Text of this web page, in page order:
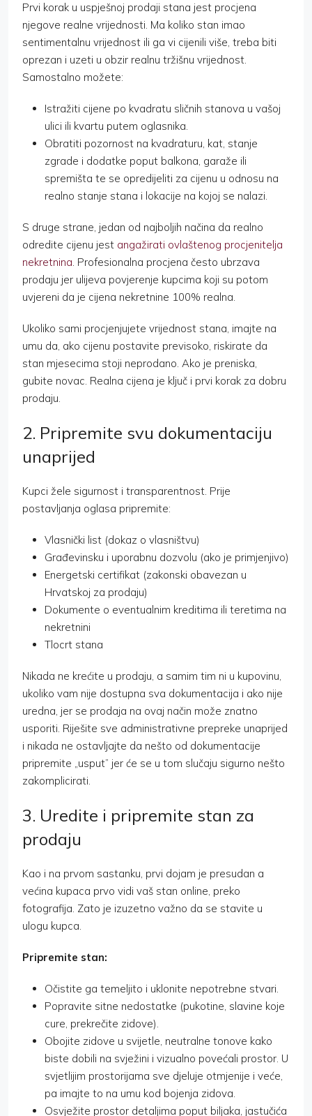
Prvi korak u uspješnoj prodaji stana jest procjena
njegove realne vrijednosti. Ma koliko stan imao
sentimentalnu vrijednost ili ga vi cijenili više, treba biti
oprezan i uzeti u obzir realnu tržišnu vrijednost.
Samostalno možete:
Istražiti cijene po kvadratu sličnih stanova u vašoj
ulici ili kvartu putem oglasnika.
Obratiti pozornost na kvadraturu, kat, stanje
zgrade i dodatke poput balkona, garaže ili
spremišta te se opredijeliti za cijenu u odnosu na
realno stanje stana i lokacije na kojoj se nalazi.
S druge strane, jedan od najboljih načina da realno
odredite cijenu jest angažirati ovlaštenog procjenitelja
nekretnina. Profesionalna procjena često ubrzava
prodaju jer ulijeva povjerenje kupcima koji su potom
uvjereni da je cijena nekretnine 100% realna.
Ukoliko sami procjenjujete vrijednost stana, imajte na
umu da, ako cijenu postavite previsoko, riskirate da
stan mjesecima stoji neprodano. Ako je preniska,
gubite novac. Realna cijena je ključ i prvi korak za dobru
prodaju.
2. Pripremite svu dokumentaciju
unaprijed
Kupci žele sigurnost i transparentnost. Prije
postavljanja oglasa pripremite:
Vlasnički list (dokaz o vlasništvu)
Građevinsku i uporabnu dozvolu (ako je primjenjivo)
Energetski certifikat (zakonski obavezan u
Hrvatskoj za prodaju)
Dokumente o eventualnim kreditima ili teretima na
nekretnini
Tlocrt stana
Nikada ne krećite u prodaju, a samim tim ni u kupovinu,
ukoliko vam nije dostupna sva dokumentacija i ako nije
uredna, jer se prodaja na ovaj način može znatno
usporiti. Riješite sve administrativne prepreke unaprijed
i nikada ne ostavljajte da nešto od dokumentacije
pripremite „usput” jer će se u tom slučaju sigurno nešto
zakomplicirati.
3. Uredite i pripremite stan za
prodaju
Kao i na prvom sastanku, prvi dojam je presudan a
većina kupaca prvo vidi vaš stan online, preko
fotografija. Zato je izuzetno važno da se stavite u
ulogu kupca.
Pripremite stan:
Očistite ga temeljito i uklonite nepotrebne stvari.
Popravite sitne nedostatke (pukotine, slavine koje
cure, prekrečite zidove).
Obojite zidove u svijetle, neutralne tonove kako
biste dobili na svježini i vizualno povećali prostor. U
svjetlijim prostorijama sve djeluje otmjenije i veće,
pa imajte to na umu kod bojenja zidova.
Osvježite prostor detaljima poput biljaka, jastučića